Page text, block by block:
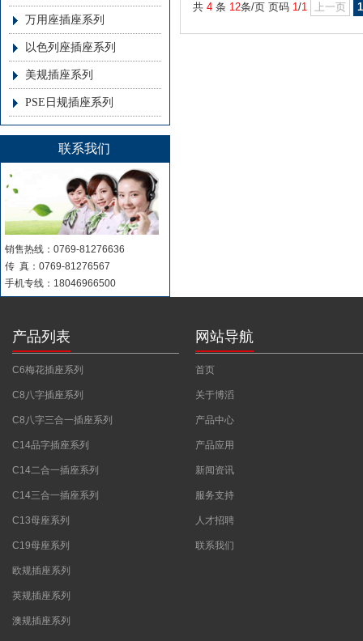
万用座插座系列
以色列座插座系列
美规插座系列
PSE日规插座系列
联系我们
销售热线：0769-81276636
传 真：0769-81276567
手机专线：18046966500
共 4 条 12条/页 页码 1/1 上一页 1
产品列表
C6梅花插座系列
C8八字插座系列
C8八字三合一插座系列
C14品字插座系列
C14二合一插座系列
C14三合一插座系列
C13母座系列
C19母座系列
欧规插座系列
英规插座系列
澳规插座系列
网站导航
首页
关于博滔
产品中心
产品应用
新闻资讯
服务支持
人才招聘
联系我们